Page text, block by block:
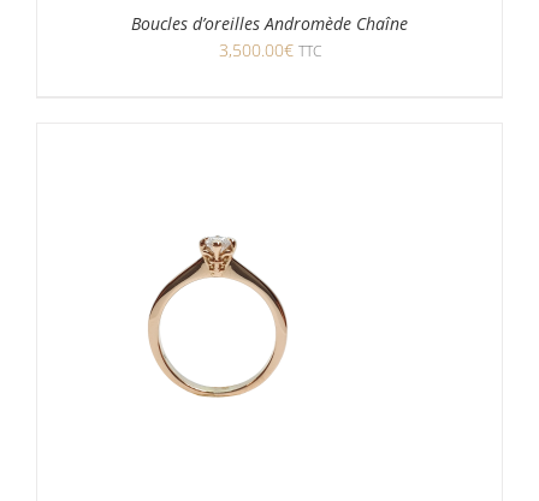
Boucles d’oreilles Andromède Chaîne
3,500.00€ TTC